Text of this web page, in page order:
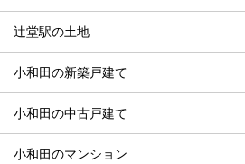
辻堂駅の土地
小和田の新築戸建て
小和田の中古戸建て
小和田のマンション